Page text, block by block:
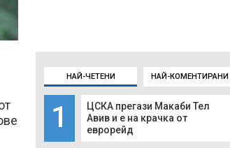
НАЙ-ЧЕТЕНИ НАЙ-КОМЕНТИРАНИ
1
ЦСКА прегази Макаби Тел
Авив и е на крачка от
еврорейд